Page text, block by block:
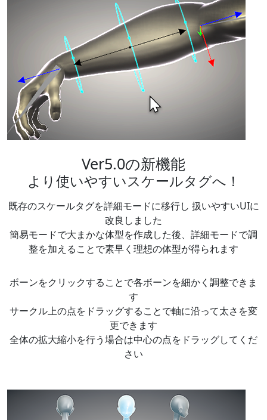
Ver5.0の新機能
より使いやすいスケールタグへ！
既存のスケールタグを詳細モードに移行し 扱いやすいUIに
改良しました
簡易モードで大まかな体型を作成した後、詳細モードで調
整を加えることで素早く理想の体型が得られます
ボーンをクリックすることで各ボーンを細かく調整できま
す
サークル上の点をドラッグすることで軸に沿って太さを変
更できます
全体の拡大縮小を行う場合は中心の点をドラッグしてくだ
さい